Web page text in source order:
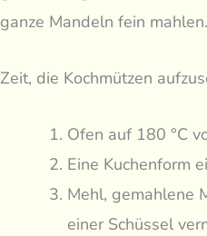
ganze Mandeln fein mahlen.
Zeit, die Kochmützen
Ofen auf 180 °C
Eine Kuchenform
Mehl, gemahlene
einer Schüssel